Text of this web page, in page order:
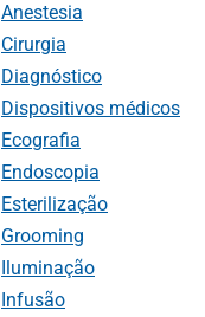
Anestesia
Cirurgia
Diagnóstico
Dispositivos médicos
Ecografia
Endoscopia
Esterilização
Grooming
Iluminação
Infusão